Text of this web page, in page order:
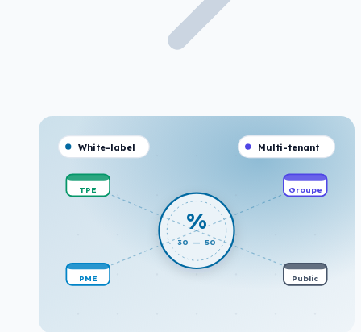
%
30 — 50
TPE
PME
Groupe
Public
White-label Multi-tenant